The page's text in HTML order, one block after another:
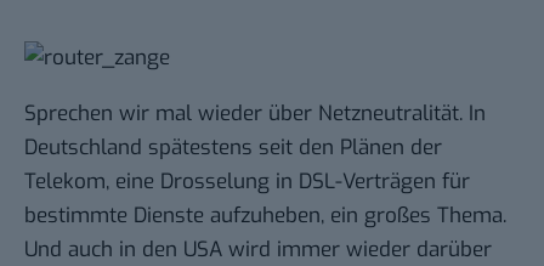
Sprechen wir mal wieder über Netzneutralität. In
Deutschland spätestens seit den Plänen der
Telekom, eine Drosselung in DSL-Verträgen für
bestimmte Dienste aufzuheben, ein großes Thema.
Und auch in den USA wird immer wieder darüber